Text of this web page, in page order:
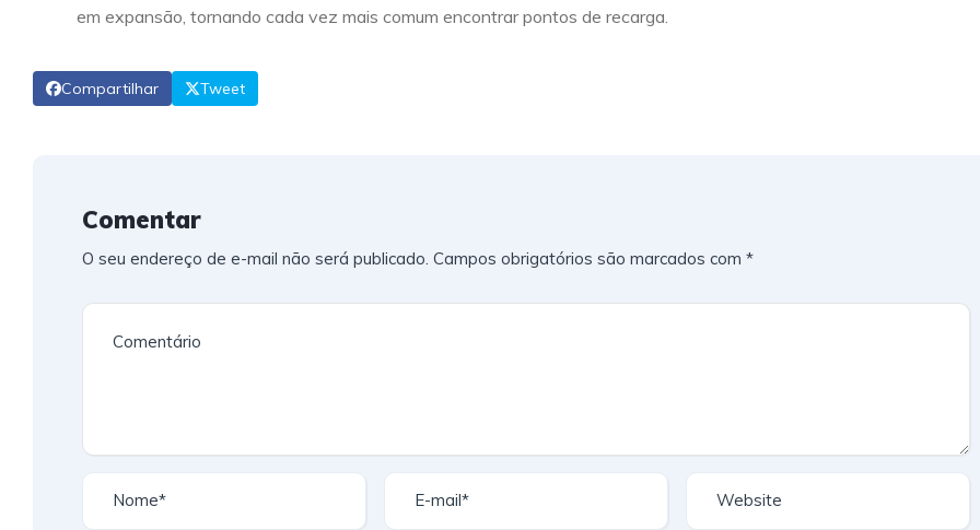
em expansão, tornando cada vez mais comum encontrar pontos de recarga.
Compartilhar Tweet
Comentar
O seu endereço de e-mail não será publicado. Campos obrigatórios são marcados com *